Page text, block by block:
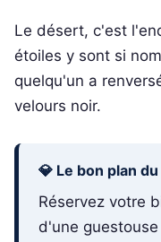
Le désert, c'est
étoiles y sont si
quelqu'un a
velours noir.
💎 Le bon plan
Réservez votre
d'une